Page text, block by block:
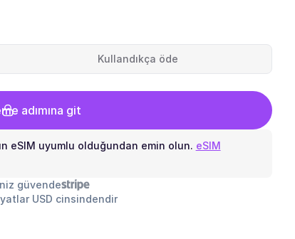
Kullandıkça öde
adımına git
eSIM uyumlu olduğundan emin olun. eSIM
güvende
USD cinsindendir